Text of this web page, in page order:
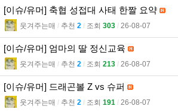
[이슈/유머] 축협 성접대 사태 한짤 요약
웃겨주는매 l 추천 2 l 조회 303 l 26-08-07
[이슈/유머] 엄마의 딸 정신교육
웃겨주는매 l 추천 2 l 조회 213 l 26-08-07
[이슈/유머] 드래곤볼 Z vs 슈퍼
웃겨주는매 l 추천 2 l 조회 191 l 26-08-07